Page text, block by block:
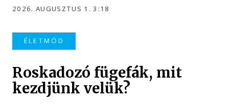
2026. AUGUSZTUS 1. 3:18
ÉLETMÓD
Roskadozó fügefák, mit
kezdjünk velük?